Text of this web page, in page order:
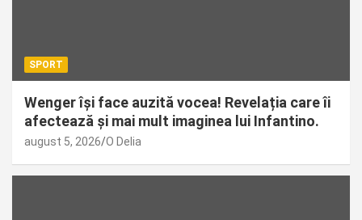
SPORT
Wenger își face auzită vocea! Revelația care îi
afectează și mai mult imaginea lui Infantino.
august 5, 2026 O Delia